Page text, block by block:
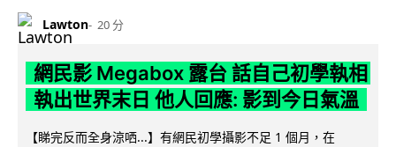
Lawton 20 分
網民影 Megabox 露台 話自己初學執相
執出世界末日 他人回應: 影到今日氣溫
【睇完反而全身涼哂...】有網民初學攝影不足 1 個月，在